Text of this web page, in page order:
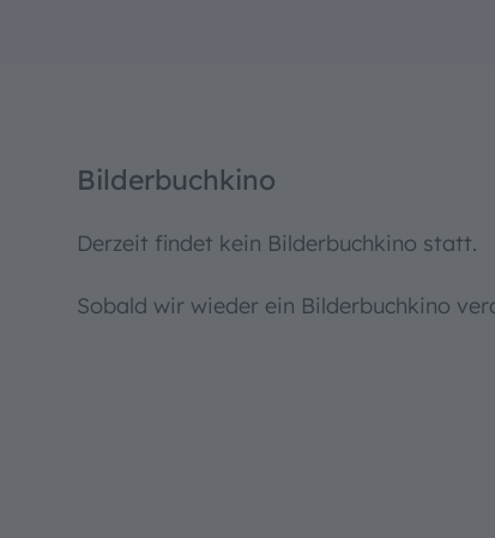
Bilderbuchkino
Derzeit findet kein Bilderbuchkino statt.
Sobald wir wieder ein Bilderbuchkino